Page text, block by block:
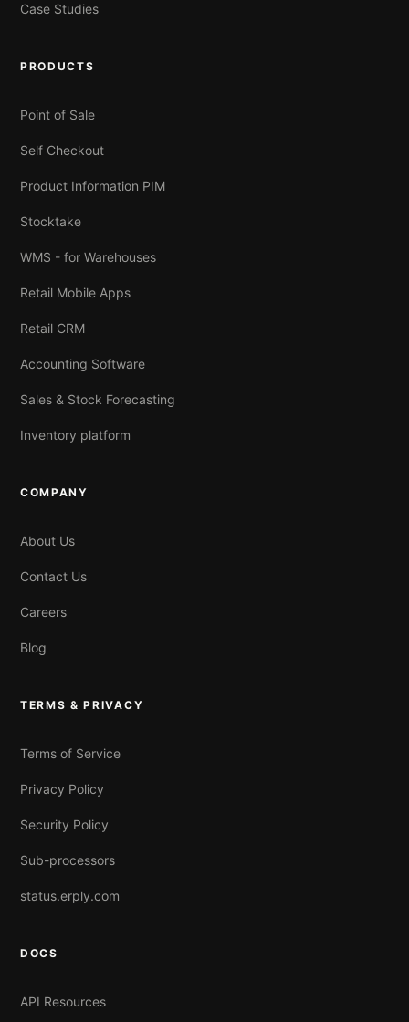
Case Studies
PRODUCTS
Point of Sale
Self Checkout
Product Information PIM
Stocktake
WMS - for Warehouses
Retail Mobile Apps
Retail CRM
Accounting Software
Sales & Stock Forecasting
Inventory platform
COMPANY
About Us
Contact Us
Careers
Blog
TERMS & PRIVACY
Terms of Service
Privacy Policy
Security Policy
Sub-processors
status.erply.com
DOCS
API Resources